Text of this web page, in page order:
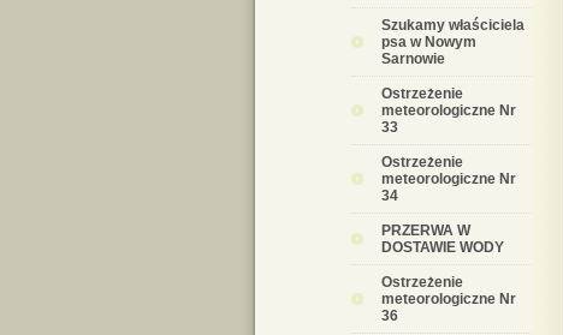
Szukamy właściciela
psa w Nowym
Sarnowie
Ostrzeżenie
meteorologiczne Nr
33
Ostrzeżenie
meteorologiczne Nr
34
PRZERWA W
DOSTAWIE WODY
Ostrzeżenie
meteorologiczne Nr
36